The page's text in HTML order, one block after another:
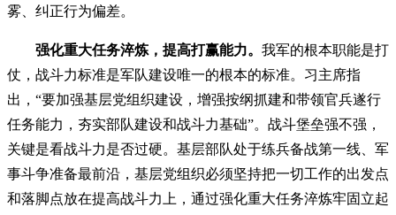
雾、纠正行为偏差。
强化重大任务淬炼，提高打赢能力。 我军的根本职能是打
仗，战斗力标准是军队建设唯一的根本的标准。习主席指
出，“要加强基层党组织建设，增强按纲抓建和带领官兵遂行
任务能力，夯实部队建设和战斗力基础”。战斗堡垒强不强，
关键是看战斗力是否过硬。基层部队处于练兵备战第一线、军
事斗争准备最前沿，基层党组织必须坚持把一切工作的出发点
和落脚点放在提高战斗力上，通过强化重大任务淬炼牢固立起